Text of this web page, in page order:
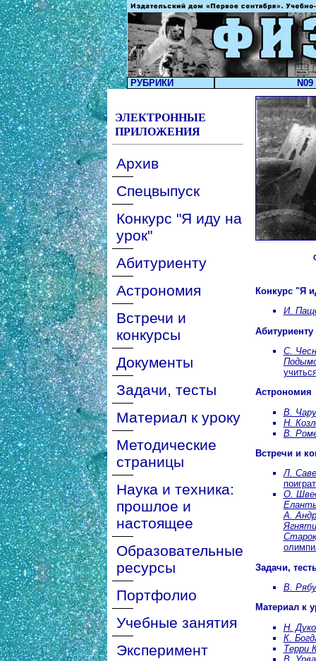
РУБРИКИ
ЭЛЕКТРОННЫЕ
ПРИЛОЖЕНИЯ
Архив
Спецвыпуск
Конкурс "Я иду на
урок"
Абитуриенту
Астрономия
Встречи и
конкурсы
Документы
Задачи, тесты
Материал к уроку
Методические
страницы
Наука и техника:
прошлое и
настоящее
Образовательные
ресурсы
Портфолио
Учебные занятия
Эксперимент
Конкурс "Я
И.
Абитуриенту
С.
Астрономия
В.
Н.
В.
Встречи и
Л.
О.
А.
Задачи,
В.
Материал к
Н.
К.
Терри